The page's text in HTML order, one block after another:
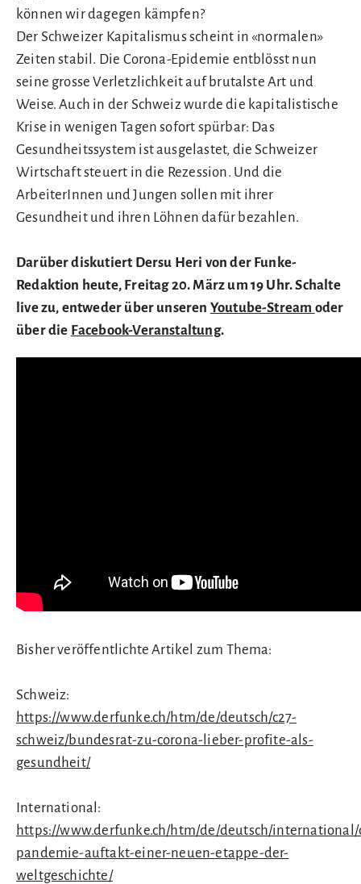
können wir dagegen kämpfen?
Der Schweizer Kapitalismus scheint in «normalen»
Zeiten stabil. Die Corona-Epidemie entblösst nun
seine grosse Verletzlichkeit auf brutalste Art und
Weise. Auch in der Schweiz wurde die kapitalistische
Krise in wenigen Tagen sofort spürbar: Das
Gesundheitssystem ist ausgelastet, die Schweizer
Wirtschaft steuert in die Rezession. Und die
ArbeiterInnen und Jungen sollen mit ihrer
Gesundheit und ihren Löhnen dafür bezahlen.
Darüber diskutiert Dersu Heri von der Funke-
Redaktion heute, Freitag 20. März um 19 Uhr. Schalte
live zu, entweder über unseren Youtube-Stream oder
über die Facebook-Veranstaltung.
Bisher veröffentlichte Artikel zum Thema:
Schweiz:
https://www.derfunke.ch/htm/de/deutsch/c27-
schweiz/bundesrat-zu-corona-lieber-profite-als-
gesundheit/
International:
https://www.derfunke.ch/htm/de/deutsch/international/
pandemie-auftakt-einer-neuen-etappe-der-
weltgeschichte/